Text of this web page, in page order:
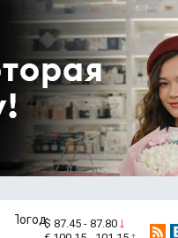
$ 87.45 - 87.80